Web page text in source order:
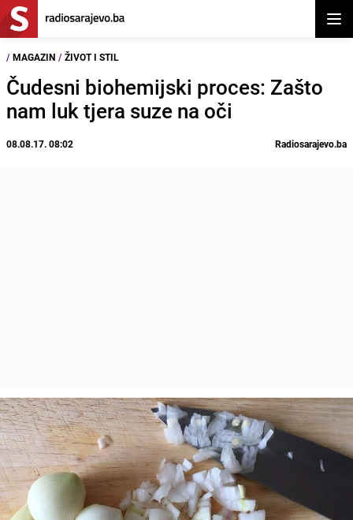
/ MAGAZIN / ŽIVOT I STIL
Čudesni biohemijski proces: Zašto
nam luk tjera suze na oči
08.08.17. 08:02 Radiosarajevo.ba